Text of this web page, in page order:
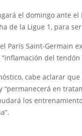
el domingo ante el
de la Ligue 1, para
París Saint-Germain
del tendón
cabe aclarar
“permanecerá en
los